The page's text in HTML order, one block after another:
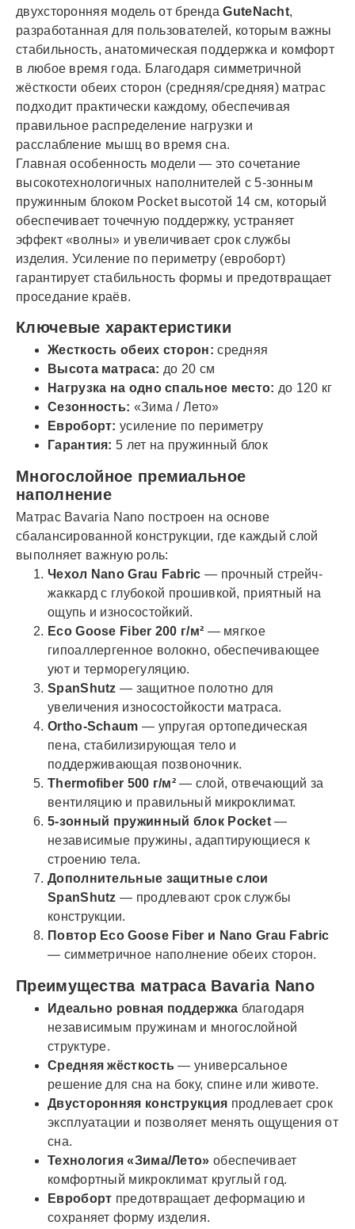
двухсторонняя модель от брендаGuteNacht,
разработанная для пользователей, которым важны
стабильность, анатомическая поддержка и комфорт
в любое время года. Благодаря симметричной
жёсткости обеих сторон (средняя/средняя) матрас
подходит практически каждому, обеспечивая
правильное распределение нагрузки и
расслабление мышц во время сна.
Главная особенность модели — это сочетание
высокотехнологичных наполнителей с 5-зонным
пружинным блоком Pocket высотой 14 см, который
обеспечивает точечную поддержку, устраняет
эффект «волны» и увеличивает срок службы
изделия. Усиление по периметру (евроборт)
гарантирует стабильность формы и предотвращает
проседание краёв.
Ключевые характеристики
Жесткость обеих сторон: средняя
Высота матраса: до 20 см
Нагрузка на одно спальное место: до 120 кг
Сезонность: «Зима / Лето»
Евроборт: усиление по периметру
Гарантия: 5 лет на пружинный блок
Многослойное премиальное
наполнение
Матрас Bavaria Nano построен на основе
сбалансированной конструкции, где каждый слой
выполняет важную роль:
Чехол Nano Grau Fabric — прочный стрейч-
жаккард с глубокой прошивкой, приятный на
ощупь и износостойкий.
Eco Goose Fiber 200 г/м² — мягкое
гипоаллергенное волокно, обеспечивающее
уют и терморегуляцию.
SpanShutz — защитное полотно для
увеличения износостойкости матраса.
Ortho-Schaum — упругая ортопедическая
пена, стабилизирующая тело и
поддерживающая позвоночник.
Thermofiber 500 г/м² — слой, отвечающий за
вентиляцию и правильный микроклимат.
5-зонный пружинный блок Pocket —
независимые пружины, адаптирующиеся к
строению тела.
Дополнительные защитные слои
SpanShutz — продлевают срок службы
конструкции.
Повтор Eco Goose Fiber и Nano Grau Fabric
— симметричное наполнение обеих сторон.
Преимущества матраса Bavaria Nano
Идеально ровная поддержка благодаря
независимым пружинам и многослойной
структуре.
Средняя жёсткость — универсальное
решение для сна на боку, спине или животе.
Двусторонняя конструкция продлевает срок
эксплуатации и позволяет менять ощущения от
сна.
Технология «Зима/Лето» обеспечивает
комфортный микроклимат круглый год.
Евроборт предотвращает деформацию и
сохраняет форму изделия.